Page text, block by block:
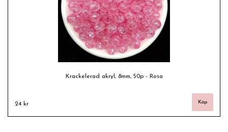
Krackelerad akryl, 8mm, 50p - Rosa
24 kr